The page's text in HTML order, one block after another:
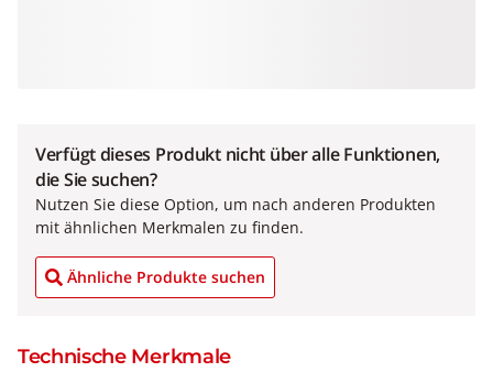
Verfügt dieses Produkt nicht über alle Funktionen,
die Sie suchen?
Nutzen Sie diese Option, um nach anderen Produkten
mit ähnlichen Merkmalen zu finden.
Ähnliche Produkte suchen
Technische Merkmale